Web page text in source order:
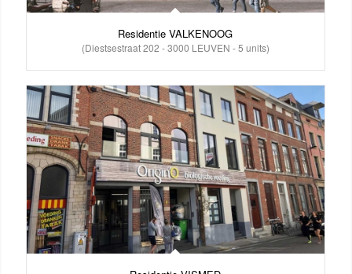
Residentie VALKENOOG
(Diestsestraat 202 - 3000 LEUVEN - 5 units)